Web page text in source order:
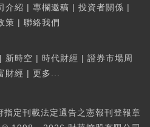
介紹 | 專欄邀稿 | 投資者關係 |
策 | 聯絡我們
| 新時空 | 時代財經 | 證券市場周
財經 | 更多...
指定刊載法定通告之憲報刊登報章